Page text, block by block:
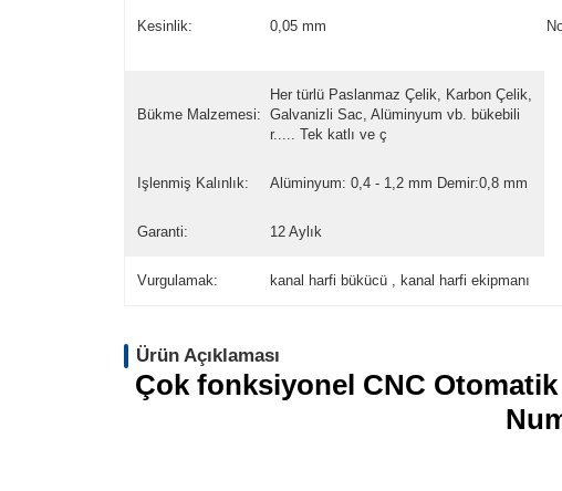
Kesinlik: 0,05 mm
Bükme Malzemesi:
Her türlü Paslanmaz Çelik, Karbon Çelik,
Galvanizli Sac, Alüminyum vb. bükebili
r..... Tek katlı ve ç
Işlenmiş Kalınlık: Alüminyum: 0,4 - 1,2 mm Demir:0,8 mm
Garanti: 12 Aylık
Vurgulamak: kanal harfi bükücü , kanal harfi ekipmanı
Ürün Açıklaması
Çok fonksiyonel CNC